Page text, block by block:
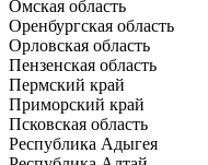
Омская область
Оренбургская область
Орловская область
Пензенская область
Пермский край
Приморский край
Псковская область
Республика Адыгея